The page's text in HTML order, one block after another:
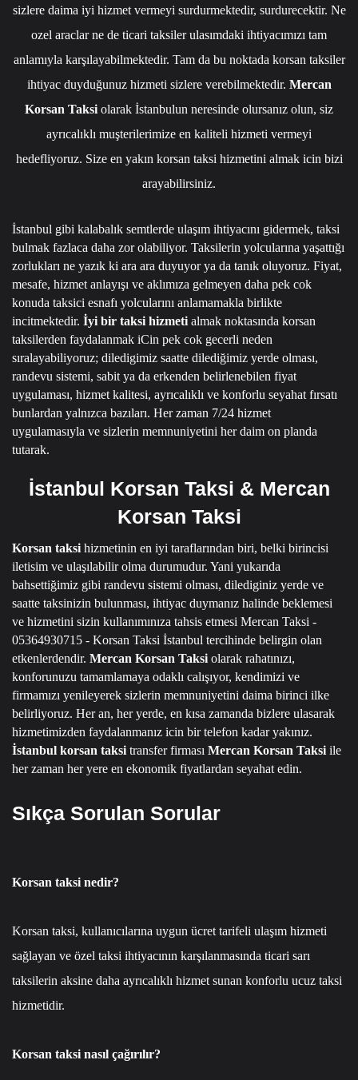
sizlere daima iyi hizmet vermeyi surdurmektedir, surdurecektir. Ne
ozel araclar ne de ticari taksiler ulasımdaki ihtiyacımızı tam
anlamıyla karşılayabilmektedir. Tam da bu noktada korsan taksiler
ihtiyac duyduğunuz hizmeti sizlere verebilmektedir. Mercan
Korsan Taksi olarak İstanbulun neresinde olursanız olun, siz
ayrıcalıklı muşterilerimize en kaliteli hizmeti vermeyi
hedefliyoruz. Size en yakın korsan taksi hizmetini almak icin bizi
arayabilirsiniz.
İstanbul gibi kalabalık semtlerde ulaşım ihtiyacını gidermek, taksi
bulmak fazlaca daha zor olabiliyor. Taksilerin yolcularına yaşattığı
zorlukları ne yazık ki ara ara duyuyor ya da tanık oluyoruz. Fiyat,
mesafe, hizmet anlayışı ve aklımıza gelmeyen daha pek cok
konuda taksici esnafı yolcularını anlamamakla birlikte
incitmektedir. İyi bir taksi hizmeti almak noktasında korsan
taksilerden faydalanmak iCin pek cok gecerli neden
sıralayabiliyoruz; diledigimiz saatte dilediğimiz yerde olması,
randevu sistemi, sabit ya da erkenden belirlenebilen fiyat
uygulaması, hizmet kalitesi, ayrıcalıklı ve konforlu seyahat fırsatı
bunlardan yalnızca bazıları. Her zaman 7/24 hizmet
uygulamasıyla ve sizlerin memnuniyetini her daim on planda
tutarak.
İstanbul Korsan Taksi & Mercan
Korsan Taksi
Korsan taksi hizmetinin en iyi taraflarından biri, belki birincisi
iletisim ve ulaşılabilir olma durumudur. Yani yukarıda
bahsettiğimiz gibi randevu sistemi olması, dilediginiz yerde ve
saatte taksinizin bulunması, ihtiyac duymanız halinde beklemesi
ve hizmetini sizin kullanımınıza tahsis etmesi Mercan Taksi -
05364930715 - Korsan Taksi İstanbul tercihinde belirgin olan
etkenlerdendir. Mercan Korsan Taksi olarak rahatınızı,
konforunuzu tamamlamaya odaklı calışıyor, kendimizi ve
firmamızı yenileyerek sizlerin memnuniyetini daima birinci ilke
belirliyoruz. Her an, her yerde, en kısa zamanda bizlere ulasarak
hizmetimizden faydalanmanız icin bir telefon kadar yakınız.
İstanbul korsan taksi transfer firması Mercan Korsan Taksi ile
her zaman her yere en ekonomik fiyatlardan seyahat edin.
Sıkça Sorulan Sorular
Korsan taksi nedir?
Korsan taksi, kullanıcılarına uygun ücret tarifeli ulaşım hizmeti
sağlayan ve özel taksi ihtiyacının karşılanmasında ticari sarı
taksilerin aksine daha ayrıcalıklı hizmet sunan konforlu ucuz taksi
hizmetidir.
Korsan taksi nasıl çağırılır?